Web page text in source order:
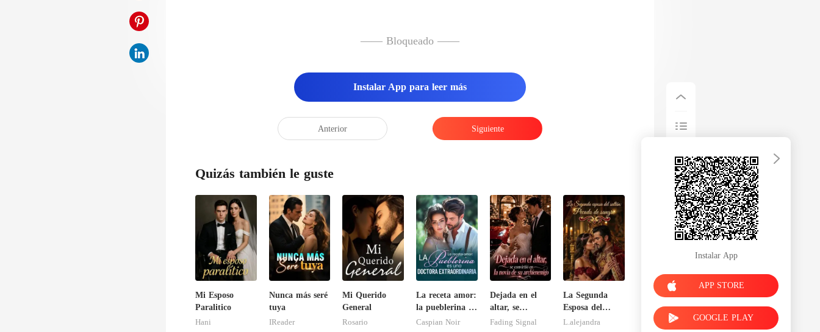
—— Bloqueado ——
Instalar App para leer más
Anterior Siguiente
Quizás también le guste
Mi Esposo
Paralitico
Hani
Nunca más seré
tuya
IReader
Mi Querido
General
Rosario
La receta amor:
la pueblerina es
una doctora
Caspian Noir
Dejada en el
altar, se
convirtió en la
Fading Signal
La Segunda
Esposa del
Sultán: Pecado
L.alejandra
Instalar App
APP STORE
GOOGLE PLAY